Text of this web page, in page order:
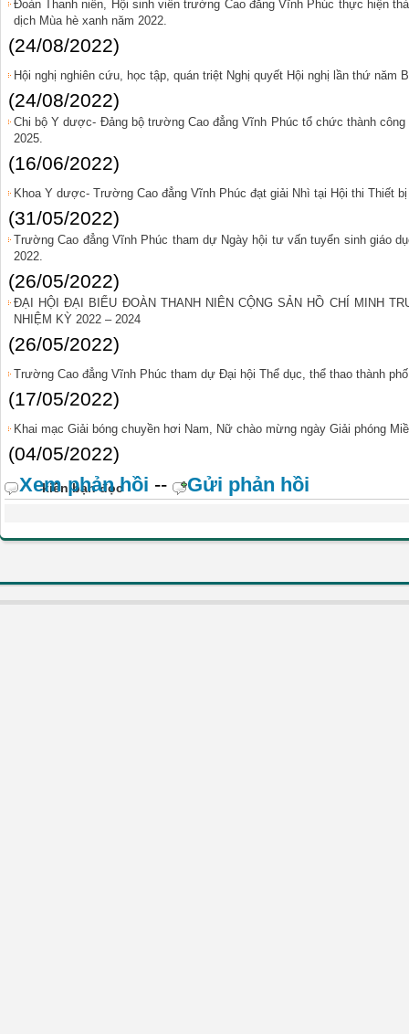
Đoàn Thanh niên, Hội sinh viên trường Cao đẳng Vĩnh Phúc thực hiện
dịch Mùa hè xanh năm 2022.
(24/08/2022)
Hội nghị nghiên cứu, học tập, quán triệt Nghị quyết Hội nghị lần thứ năm
(24/08/2022)
Chi bộ Y dược- Đảng bộ trường Cao đẳng Vĩnh Phúc tổ chức thành
2025.
(16/06/2022)
Khoa Y dược- Trường Cao đẳng Vĩnh Phúc đạt giải Nhì tại Hội thi Thiết
(31/05/2022)
Trường Cao đẳng Vĩnh Phúc tham dự Ngày hội tư vấn tuyển sinh giáo
2022.
(26/05/2022)
ĐẠI HỘI ĐẠI BIỂU ĐOÀN THANH NIÊN CỘNG SẢN HỒ CHÍ MINH
NHIỆM KỲ 2022 – 2024
(26/05/2022)
Trường Cao đẳng Vĩnh Phúc tham dự Đại hội Thể dục, thể thao thành
(17/05/2022)
Khai mạc Giải bóng chuyền hơi Nam, Nữ chào mừng ngày Giải phóng
(04/05/2022)
kiến bạn đọc
Xem phản hồi -- Gửi phản hồi